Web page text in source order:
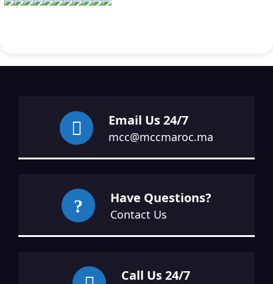
Email Us 24/7
mcc@mccmaroc.ma
Have Questions?
Contact Us
Call Us 24/7